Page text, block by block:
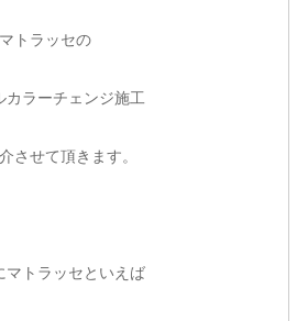
マトラッセの
カラーチェンジ施工
させて頂きます。
マトラッセといえば